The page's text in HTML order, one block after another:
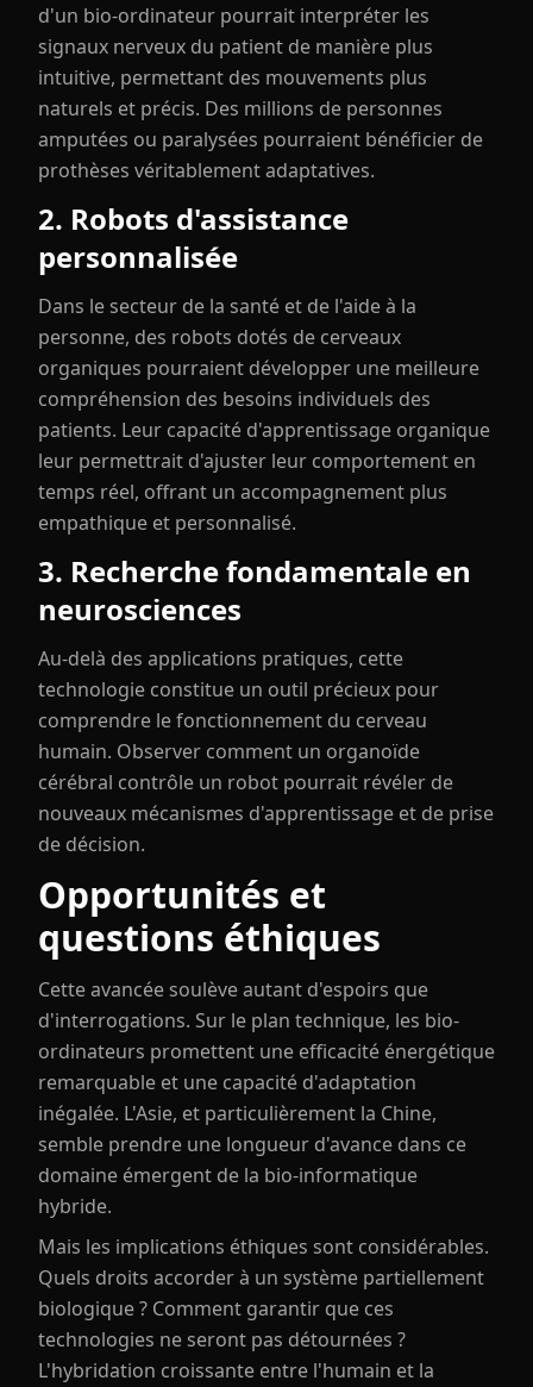
d'un bio-ordinateur pourrait interpréter les
signaux nerveux du patient de manière plus
intuitive, permettant des mouvements plus
naturels et précis. Des millions de personnes
amputées ou paralysées pourraient bénéficier de
prothèses véritablement adaptatives.
2. Robots d'assistance
personnalisée
Dans le secteur de la santé et de l'aide à la
personne, des robots dotés de cerveaux
organiques pourraient développer une meilleure
compréhension des besoins individuels des
patients. Leur capacité d'apprentissage organique
leur permettrait d'ajuster leur comportement en
temps réel, offrant un accompagnement plus
empathique et personnalisé.
3. Recherche fondamentale en
neurosciences
Au-delà des applications pratiques, cette
technologie constitue un outil précieux pour
comprendre le fonctionnement du cerveau
humain. Observer comment un organoïde
cérébral contrôle un robot pourrait révéler de
nouveaux mécanismes d'apprentissage et de prise
de décision.
Opportunités et
questions éthiques
Cette avancée soulève autant d'espoirs que
d'interrogations. Sur le plan technique, les bio-
ordinateurs promettent une efficacité énergétique
remarquable et une capacité d'adaptation
inégalée. L'Asie, et particulièrement la Chine,
semble prendre une longueur d'avance dans ce
domaine émergent de la bio-informatique
hybride.
Mais les implications éthiques sont considérables.
Quels droits accorder à un système partiellement
biologique ? Comment garantir que ces
technologies ne seront pas détournées ?
L'hybridation croissante entre l'humain et la